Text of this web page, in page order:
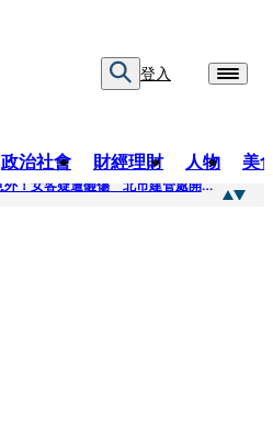
登入
政治社會 財經理財 人物 美
南港LaLaport天花板掉落意外！女客疑遭砸傷 北市建管處開罰30萬